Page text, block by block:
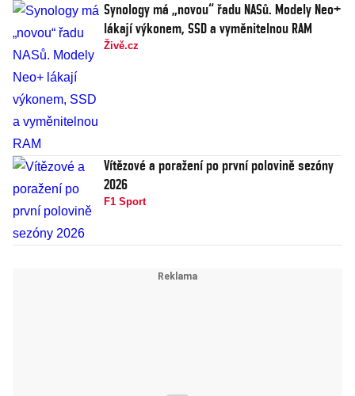
Synology má „novou“ řadu NASů. Modely Neo+
lákají výkonem, SSD a vyměnitelnou RAM
Živě.cz
Vítězové a poražení po první polovině sezóny
2026
F1 Sport